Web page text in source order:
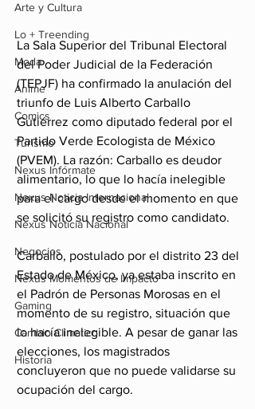
Arte y Cultura
Lo + Treending
Moda
Anime
Comics
Turismo
Nexus Infórmate
Nexus Noticia Internacional
Nexus Noticia Nacional
Negocios
Nexus Momentos de Impacto
Gaming
Cambio Climatico
Historia
La Sala Superior del Tribunal Electoral
del Poder Judicial de la Federación
(TEPJF) ha confirmado la anulación del
triunfo de Luis Alberto Carballo
Gutiérrez como diputado federal por el
Partido Verde Ecologista de México
(PVEM). La razón: Carballo es deudor
alimentario, lo que lo hacía inelegible
para el cargo desde el momento en que
se solicitó su registro como candidato.
Carballo, postulado por el distrito 23 del
Estado de México, ya estaba inscrito en
el Padrón de Personas Morosas en el
momento de su registro, situación que
lo hacía inelegible. A pesar de ganar las
elecciones, los magistrados
concluyeron que no puede validarse su
ocupación del cargo.